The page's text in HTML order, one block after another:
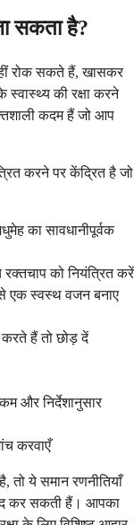
सकता है?
रोक सकते हैं, खासकर
की रक्षा करने
कदम हैं जो आप
करने पर केंद्रित है जो
का सावधानीपूर्वक
को नियंत्रित करें
एक स्वस्थ वजन बनाए
करते हैं तो छोड़ दें
और निर्देशानुसार
करवाएँ
ये समान रणनीतियाँ
कर सकती हैं। आपका